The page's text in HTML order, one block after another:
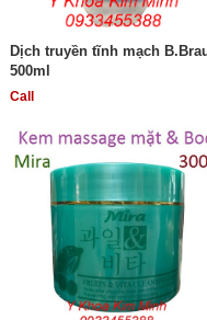
Dịch truyền tĩnh mạch
500ml
Call